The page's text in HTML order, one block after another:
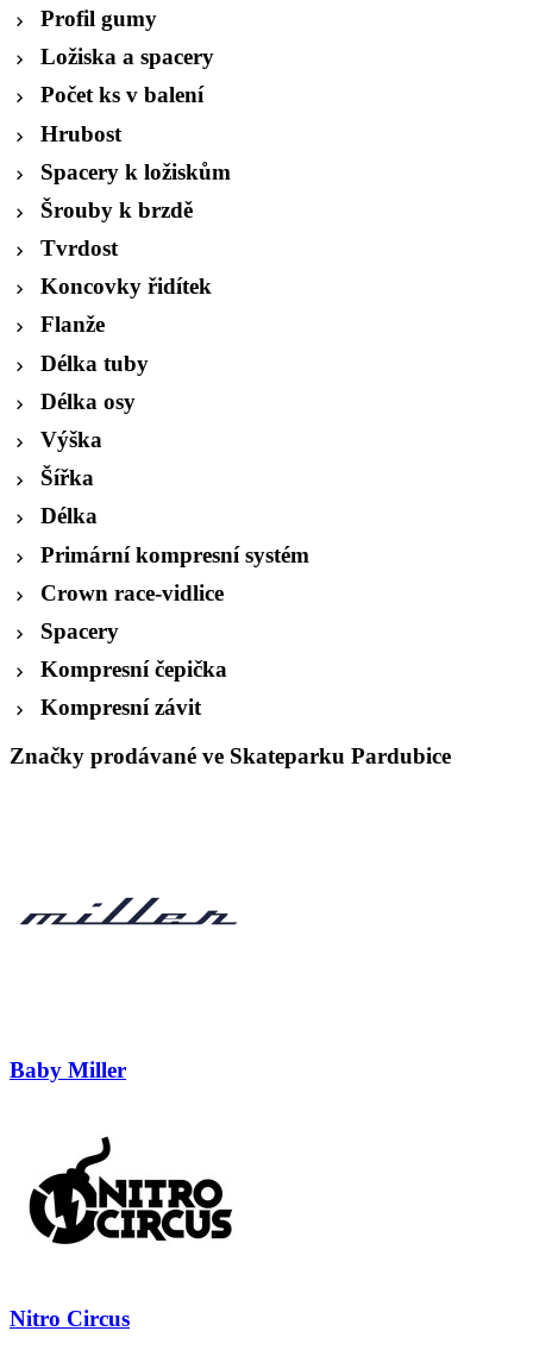
Profil gumy
Ložiska a spacery
Počet ks v balení
Hrubost
Spacery k ložiskům
Šrouby k brzdě
Tvrdost
Koncovky řidítek
Flanže
Délka tuby
Délka osy
Výška
Šířka
Délka
Primární kompresní systém
Crown race-vidlice
Spacery
Kompresní čepička
Kompresní závit
Značky prodávané ve Skateparku Pardubice
Baby Miller
Nitro Circus